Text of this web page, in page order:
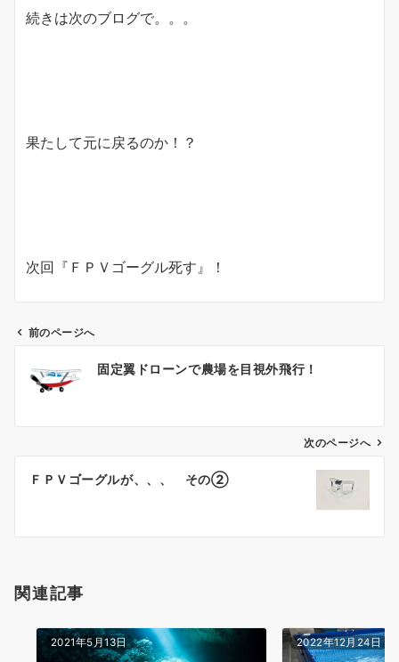
続きは次のブログで。。。
果たして元に戻るのか！？
次回『ＦＰＶゴーグル死す』！
シ
ン
前のページへ
固定翼ドローンで農場を目視外飛行！
次のページへ
ＦＰＶゴーグルが、、、 その②
関連記事
2021年5月13日 2022年12月24日